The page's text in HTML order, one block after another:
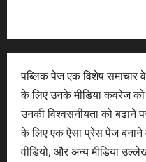
पब्लिक पेज एक विशेष समाचार
के लिए उनके मीडिया कवरेज
उनकी विश्वसनीयता को बढ़ाने
के लिए एक ऐसा प्रेस पेज
वीडियो, और अन्य मीडिया